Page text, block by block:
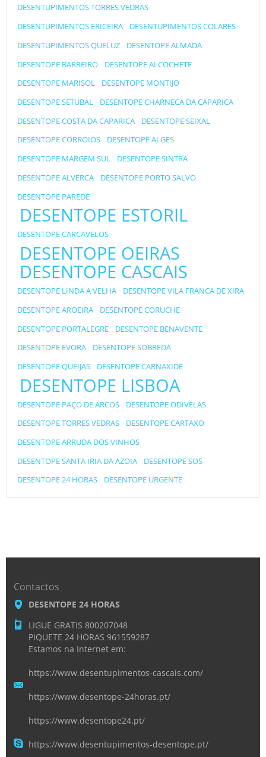
DESENTUPIMENTOS TORRES VEDRAS
DESENTUPIMENTOS ERICEIRA
DESENTUPIMENTOS COLARES
DESENTUPIMENTOS QUELUZ
DESENTOPE ALMADA
DESENTOPE BARREIRO
DESENTOPE ALCOCHETE
DESENTOPE MARISOL
DESENTOPE MONTIJO
DESENTOPE SETUBAL
DESENTOPE CHARNECA DA CAPARICA
DESENTOPE COSTA DA CAPARICA
DESENTOPE SEIXAL
DESENTOPE CORROIOS
DESENTOPE ALGES
DESENTOPE MARGEM SUL
DESENTOPE SINTRA
DESENTOPE ALVERCA
DESENTOPE PORTO SALVO
DESENTOPE PAREDE
DESENTOPE ESTORIL
DESENTOPE CARCAVELOS
DESENTOPE OEIRAS
DESENTOPE CASCAIS
DESENTOPE LINDA A VELHA
DESENTOPE VILA FRANCA DE XIRA
DESENTOPE AROEIRA
DESENTOPE CORUCHE
DESENTOPE PORTALEGRE
DESENTOPE BENAVENTE
DESENTOPE EVORA
DESENTOPE SOBREDA
DESENTOPE QUEIJAS
DESENTOPE CARNAXIDE
DESENTOPE LISBOA
DESENTOPE PAÇO DE ARCOS
DESENTOPE ODIVELAS
DESENTOPE TORRES VEDRAS
DESENTOPE CARTAXO
DESENTOPE ARRUDA DOS VINHOS
DESENTOPE SANTA IRIA DA AZOIA
DESENTOPE SOS
DESENTOPE 24 HORAS
DESENTOPE URGENTE
Contactos
DESENTOPE 24 HORAS
LIGUE GRATIS 800207048
PIQUETE 24 HORAS 961559287
Estamos na Internet em:
https://www.desentupimentos-cascais.com/
https://www.desentope-24horas.pt/
https://www.desentope24.pt/
https://www.desentupimentos-desentope.pt/